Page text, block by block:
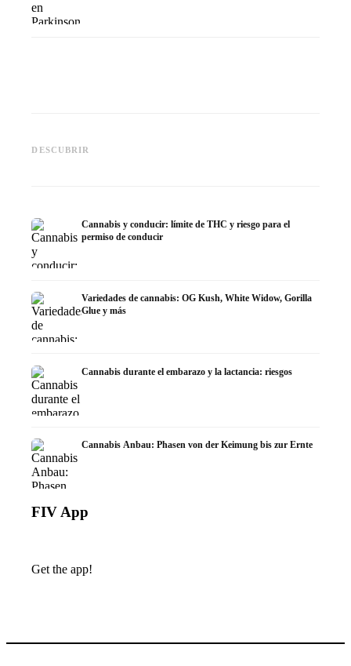
DESCUBRIR
muestran los estudios
Cannabis y conducir: límite de THC y riesgo para el
permiso de conducir
Variedades de cannabis: OG Kush, White Widow, Gorilla
Glue y más
Cannabis durante el embarazo y la lactancia: riesgos
Cannabis Anbau: Phasen von der Keimung bis zur Ernte
FIV App
Get the app!